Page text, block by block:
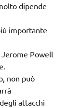
dipende
importante
Powell
non può
attacchi